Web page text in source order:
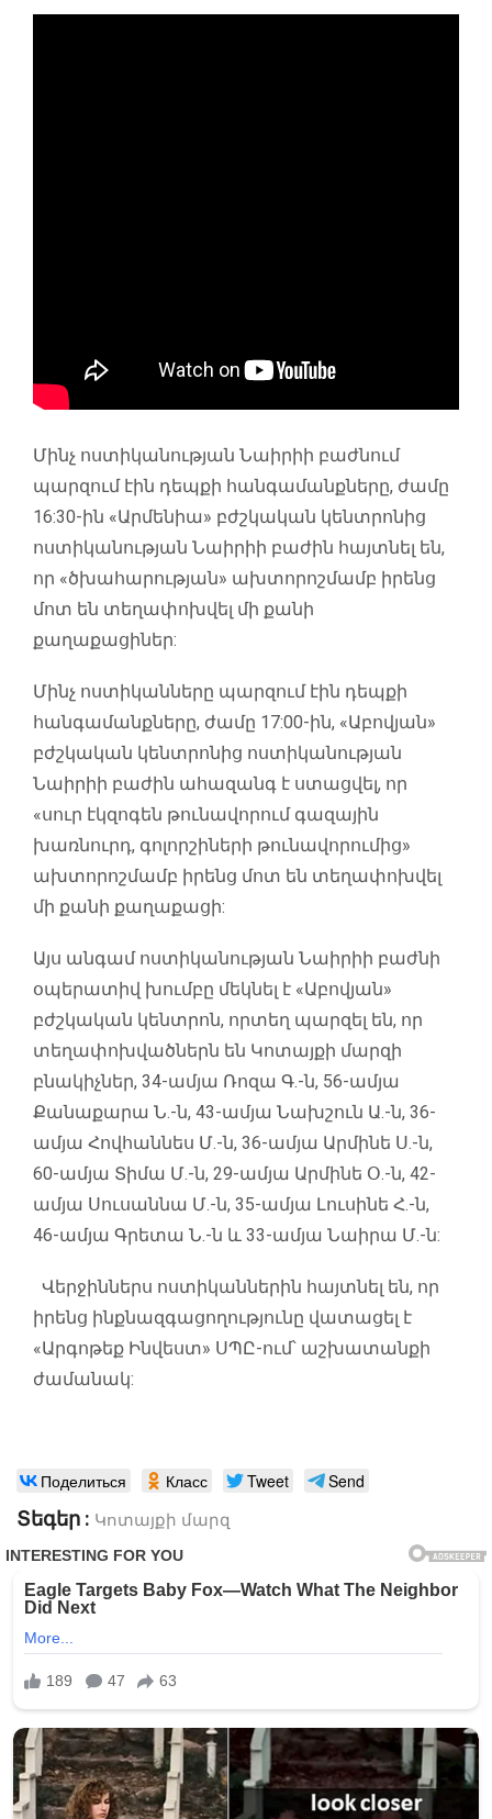
Մինչ ոստիկանության Նաիրիի բաժնում
պարզում էին դեպքի հանգամանքները, ժամը
16:30-ին «Արմենիա» բժշկական կենտրոնից
ոստիկանության Նաիրիի բաժին հայտնել են,
որ «ծխահարության» ախտորոշմամբ իրենց
մոտ են տեղափոխվել մի քանի
քաղաքացիներ:
Մինչ ոստիկանները պարզում էին դեպքի
հանգամանքները, ժամը 17:00-ին, «Աբովյան»
բժշկական կենտրոնից ոստիկանության
Նաիրիի բաժին ահազանգ է ստացվել, որ
«սուր էկզոգեն թունավորում գազային
խառնուրդ, գոլորշիների թունավորումից»
ախտորոշմամբ իրենց մոտ են տեղափոխվել
մի քանի քաղաքացի:
Այս անգամ ոստիկանության Նաիրիի բաժնի
օպերատիվ խումբը մեկնել է «Աբովյան»
բժշկական կենտրոն, որտեղ պարզել են, որ
տեղափոխվածներն են Կոտայքի մարզի
բնակիչներ, 34-ամյա Ռոզա Գ.-ն, 56-ամյա
Քանաքարա Ն.-ն, 43-ամյա Նախշուն Ա.-ն, 36-
ամյա Հովհաննես Մ.-ն, 36-ամյա Արմինե Ս.-ն,
60-ամյա Տիմա Մ.-ն, 29-ամյա Արմինե Օ.-ն, 42-
ամյա Սուսաննա Մ.-ն, 35-ամյա Լուսինե Հ.-ն,
46-ամյա Գրետա Ն.-ն և 33-ամյա Նաիրա Մ.-ն:
Վերջիններս ոստիկաններին հայտնել են, որ
իրենց ինքնազգացողությունը վատացել է
«Արգոթեք Ինվեստ» ՍՊԸ-ում՝ աշխատանքի
ժամանակ:
Поделиться Класс Tweet Send
Տեգեր : Կոտայքի մարզ